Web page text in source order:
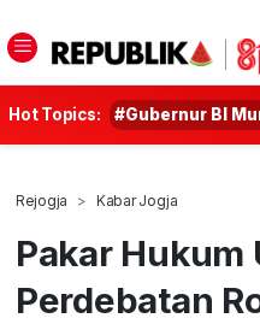
Hot Topics: #Gubernur BI
Rejogja Kabar Jogja
Pakar Hukum
Perdebatan